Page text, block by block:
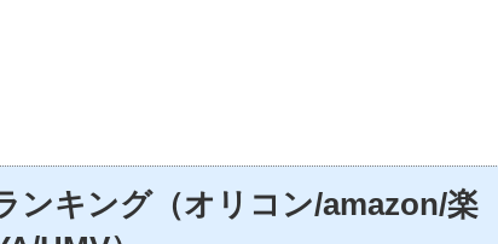
ンキング（オリコン/amazon/楽